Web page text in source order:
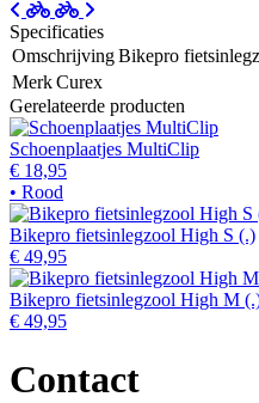
Specificaties
OmschrijvingBikepro
MerkCurex
Gerelateerde producten
Schoenplaatjes MultiClip
€ 18,95
• Rood
Bikepro fietsinlegzool High S (.)
€ 49,95
Bikepro fietsinlegzool High M
€ 49,95
Contact